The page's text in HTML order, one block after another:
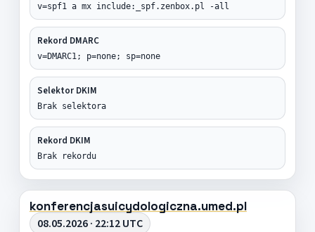
v=spf1 a mx include:_spf.zenbox.pl -all
Rekord DMARC
v=DMARC1; p=none; sp=none
Selektor DKIM
Brak selektora
Rekord DKIM
Brak rekordu
konferencjasuicydologiczna.umed.pl
08.05.2026 · 22:12 UTC